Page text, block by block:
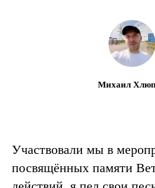
Михаил
Участвовали мы в
посвящённых памяти